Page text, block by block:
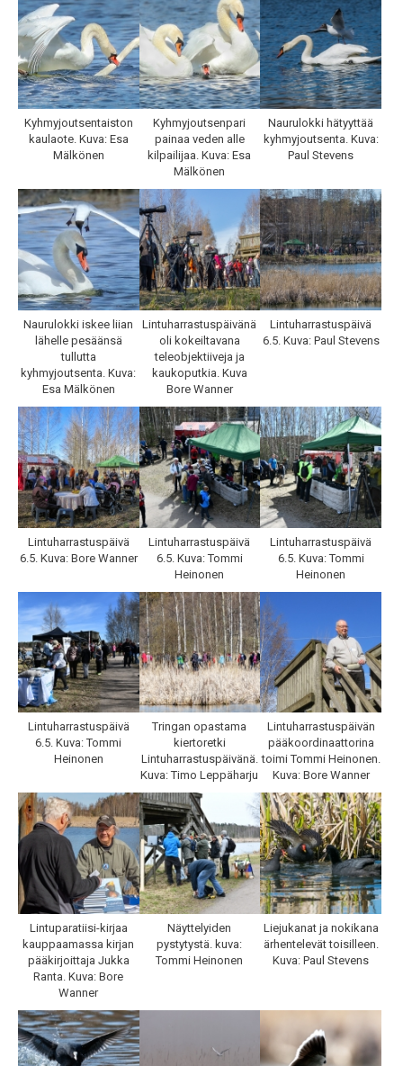
Kyhmyjoutsentaiston
kaulaote. Kuva: Esa
Mälkönen
Kyhmyjoutsenpari
painaa veden alle
kilpailijaa. Kuva: Esa
Mälkönen
Naurulokki hätyyttää
kyhmyjoutsenta. Kuva:
Paul Stevens
Naurulokki iskee liian
lähelle pesäänsä
tullutta
kyhmyjoutsenta. Kuva:
Esa Mälkönen
Lintuharrastuspäivänä
oli kokeiltavana
teleobjektiiveja ja
kaukoputkia. Kuva
Bore Wanner
Lintuharrastuspäivä
6.5. Kuva: Paul Stevens
Lintuharrastuspäivä
6.5. Kuva: Bore Wanner
Lintuharrastuspäivä
6.5. Kuva: Tommi
Heinonen
Lintuharrastuspäivä
6.5. Kuva: Tommi
Heinonen
Lintuharrastuspäivä
6.5. Kuva: Tommi
Heinonen
Tringan opastama
kiertoretki
Lintuharrastuspäivänä.
Kuva: Timo Leppäharju
Lintuharrastuspäivän
pääkoordinaattorina
toimi Tommi Heinonen.
Kuva: Bore Wanner
Lintuparatiisi-kirjaa
kauppaamassa kirjan
pääkirjoittaja Jukka
Ranta. Kuva: Bore
Wanner
Näyttelyiden
pystytystä. kuva:
Tommi Heinonen
Liejukanat ja nokikana
ärhentelevät toisilleen.
Kuva: Paul Stevens